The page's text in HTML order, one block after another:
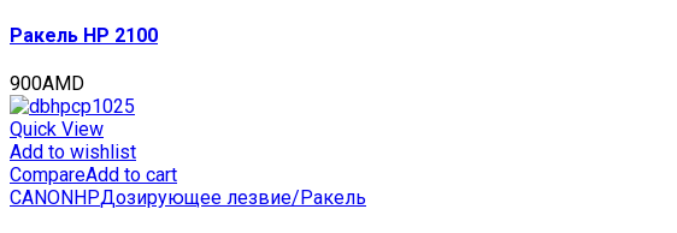
Ракель HP 2100
900AMD
Quick View
Add to wishlist
CompareAdd to cart
CANONHPДозирующее лезвие/Ракель